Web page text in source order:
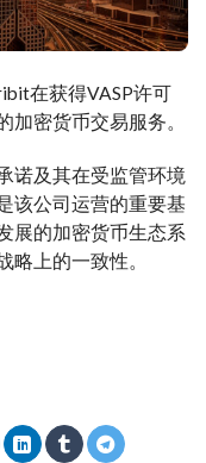
在获得VASP许可
密货币交易服务。
诺及其在受监管环境
该公司运营的重要基
展的加密货币生态系
略上的一致性。